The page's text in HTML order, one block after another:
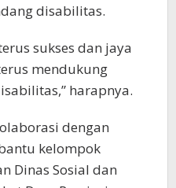
disabilitas.
sukses dan jaya
mendukung
harapnya.
dengan
kelompok
Dinas Sosial dan